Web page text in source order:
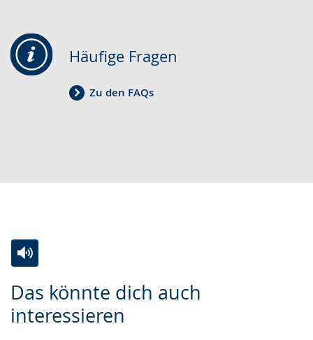
Häufige Fragen
Zu den FAQs
Das könnte dich auch
interessieren
Leichten
Sprache
Audio-
Unterstützung.
Video
in